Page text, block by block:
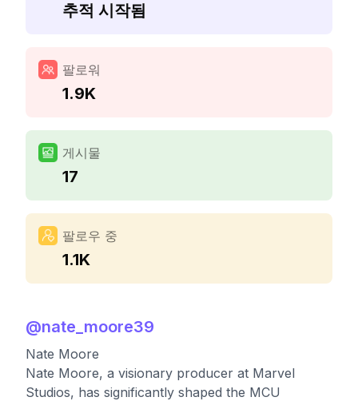
추적 시작됨
팔로워
1.9K
게시물
17
팔로우 중
1.1K
@nate_moore39
Nate Moore
Nate Moore, a visionary producer at Marvel
Studios, has significantly shaped the MCU